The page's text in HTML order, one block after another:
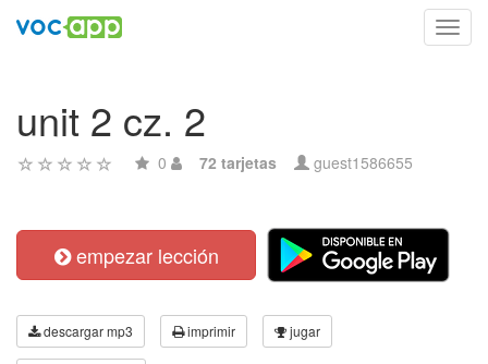
unit 2 cz. 2
0 72 tarjetas guest1586655
empezar lección
descargar mp3 imprimir jugar